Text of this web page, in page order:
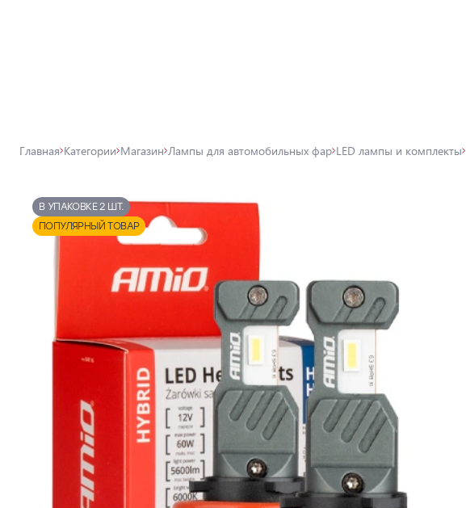
Главная Категории Магазин Лампы для автомобильных фар LED лампы и комплекты
В УПАКОВКЕ 2 ШТ.
ПОПУЛЯРНЫЙ ТОВАР
Внешнее освещение автомобиля
Аксессуары для освещения
Защита автомобиля
Автомобильные аксессуары
Товары для технического
обслуживания автомобиля
Автохимия, дитейлинг, поклейка
Освещение и аксессуары для
мотоциклов и велосипедов
Ремонт и восстановление
автомобильных фар